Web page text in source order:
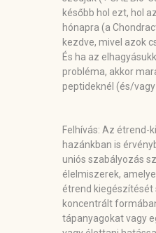
később hol ezt, hol
hónapra (a
kezdve, mivel azok
És ha az
probléma, akkor
peptideknél (és/
Felhívás: Az étrend-
hazánkban is
uniós szabályozás
élelmiszerek,
étrend kiegészítését
koncentrált
tápanyagokat vagy